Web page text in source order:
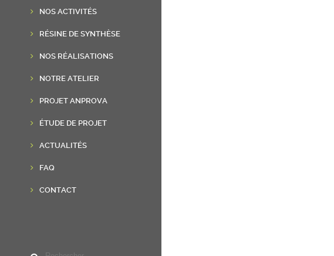
NOS ACTIVITÉS
RÉSINE DE SYNTHÈSE
NOS RÉALISATIONS
NOTRE ATELIER
PROJET ANPROVA
ÉTUDE DE PROJET
ACTUALITÉS
FAQ
CONTACT